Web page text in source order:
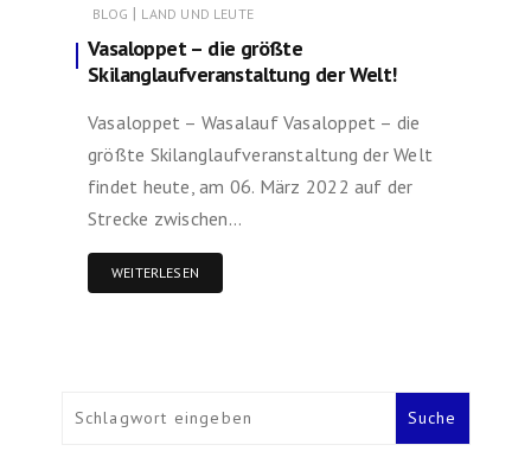
BLOG | LAND UND LEUTE
Vasaloppet – die größte
Skilanglaufveranstaltung der Welt!
Vasaloppet – Wasalauf Vasaloppet – die
größte Skilanglaufveranstaltung der Welt
findet heute, am 06. März 2022 auf der
Strecke zwischen…
WEITERLESEN